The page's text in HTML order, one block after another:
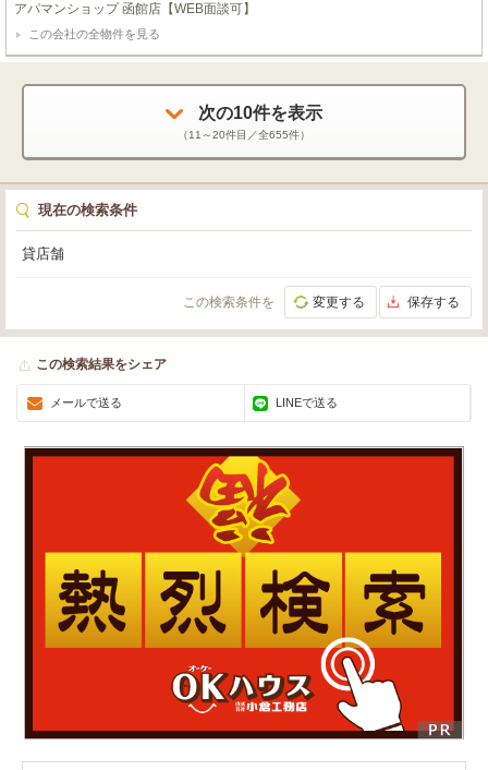
アパマンショップ 函館店【WEB面談可】
この会社の全物件を見る
次の10件を表示
（11～20件目／全655件）
現在の検索条件
貸店舗
この検索条件を 変更する 保存する
この検索結果をシェア
メールで送る LINEで送る